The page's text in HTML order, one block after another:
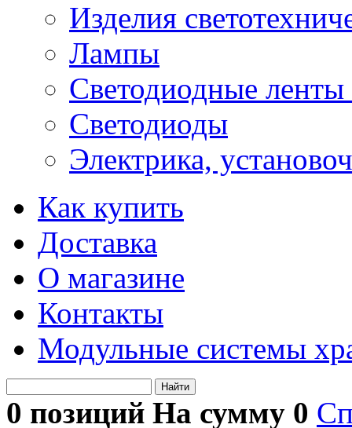
Изделия
Лампы
Светодиодные
Светодиоды
Электрика,
Как купить
Доставка
О магазине
Контакты
Модульные системы
Найти
0 позиций На сумму 0